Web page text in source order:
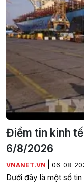
Điểm tin kinh
6/8/2026
VNANET.VN 06-08-
Dưới đây là một số